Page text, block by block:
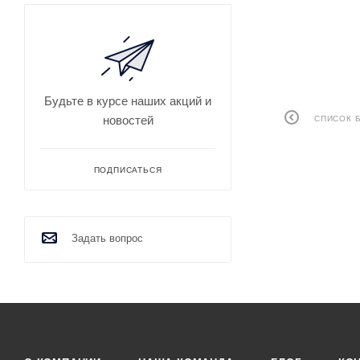
СПИСОК
Будьте в курсе наших акций и
новостей
ПОДПИСАТЬСЯ
Задать вопрос